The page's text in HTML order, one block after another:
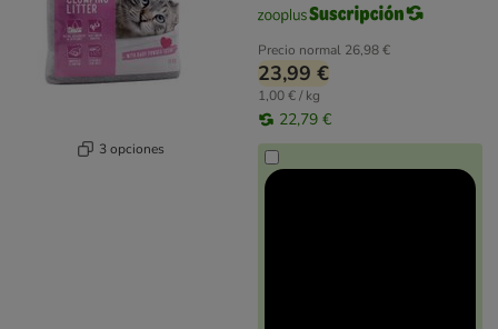
3 opciones
Precio normal 26,98 €
23,99 €
1,00 € / kg
22,79 €